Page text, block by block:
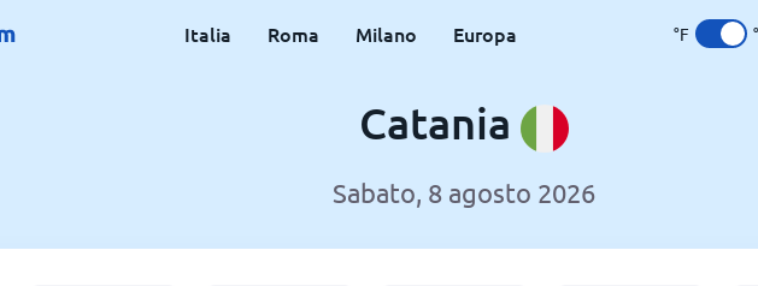
Italia Roma Milano Europa °F
Catania
Sabato, 8 agosto 2026